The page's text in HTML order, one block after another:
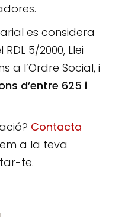
es considera
5/2000, Llei
a l’Ordre Social, i
d’entre 625 i
Contacta
a la teva
te.